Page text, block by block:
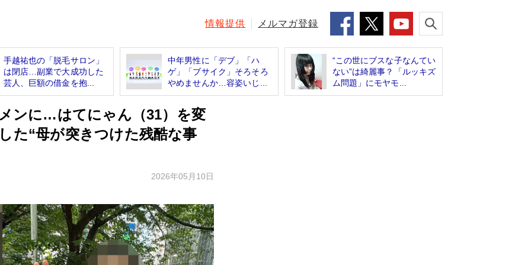
情報提供 メルマガ登録
手越祐也の「脱毛サロン」
は閉店…副業で大成功した
芸人、巨額の借金を抱...
中年男性に「デブ」「ハ
ゲ」「ブサイク」そろそろ
やめませんか…容姿いじ...
“この世にブスな子なんてい
ない”は綺麗事？「ルッキズ
ム問題」にモヤモ...
ンに…はてにゃん（31）を変
た“母が突きつけた残酷な事
2026年05月10日